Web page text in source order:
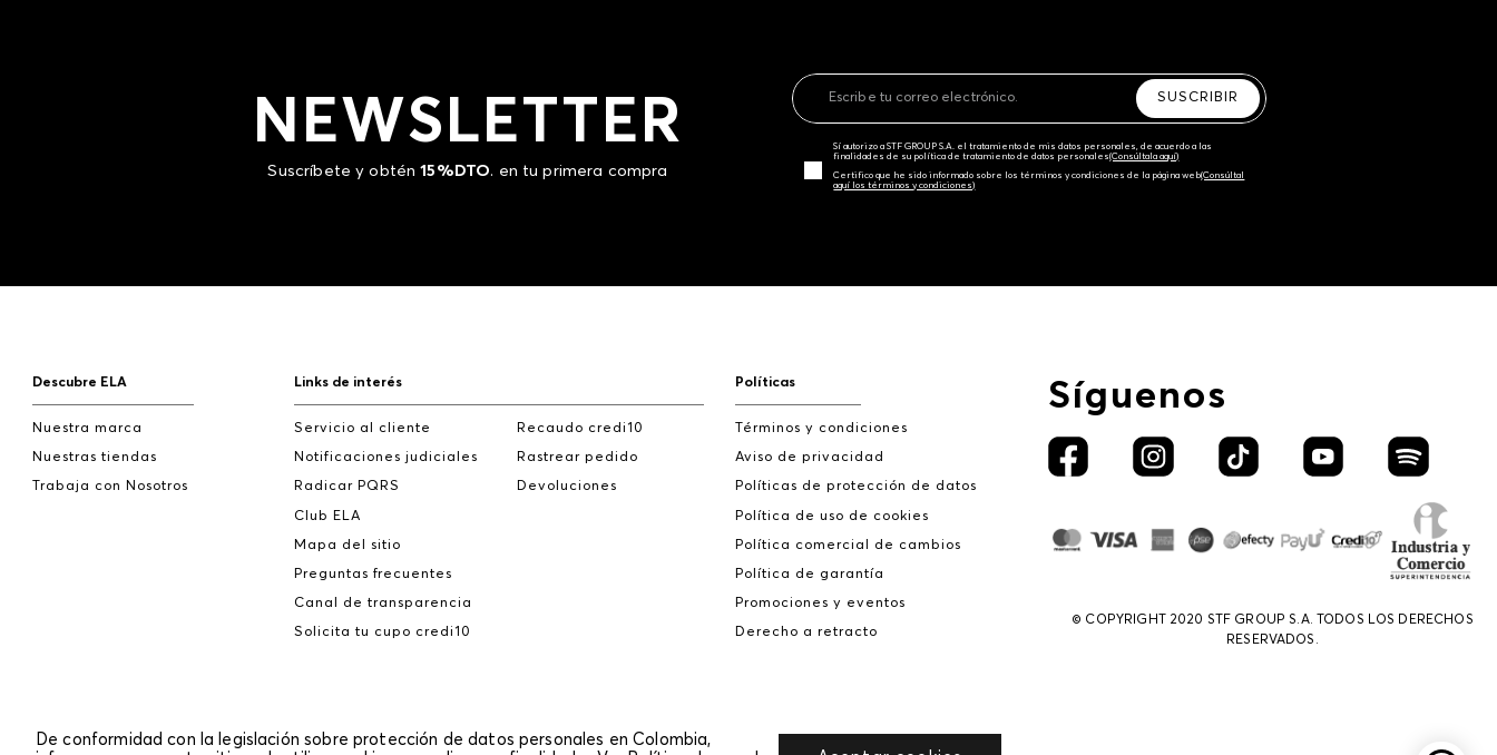
NEWSLETTER
Suscríbete y obtén15%DTO. en tu primera compra
SUSCRIBIR
Sí autorizo a STF GROUP S.A. el tratamiento de mis datos personales, de acuerdo a las
finalidades de su política de tratamiento de datos personales‎(Consúltala aquí)
Certifico que he sido informado sobre los términos y condiciones de la página web‎(Consúltal
aquí los términos y condiciones)
Síguenos
© COPYRIGHT 2020 STF GROUP S.A. TODOS LOS DERECHOS
RESERVADOS.
Descubre ELA
Nuestra marca
Nuestras tiendas
Trabaja con Nosotros
Links de interés
Servicio al cliente
Notificaciones judiciales
Radicar PQRS
Club ELA
Mapa del sitio
Preguntas frecuentes
Canal de transparencia
Solicita tu cupo credi10
Recaudo credi10
Rastrear pedido
Devoluciones
Políticas
Términos y condiciones
Aviso de privacidad
Políticas de protección de datos
Política de uso de cookies
Política comercial de cambios
Política de garantía
Promociones y eventos
Derecho a retracto
De conformidad con la legislación sobre protección de datos personales en Colombia,